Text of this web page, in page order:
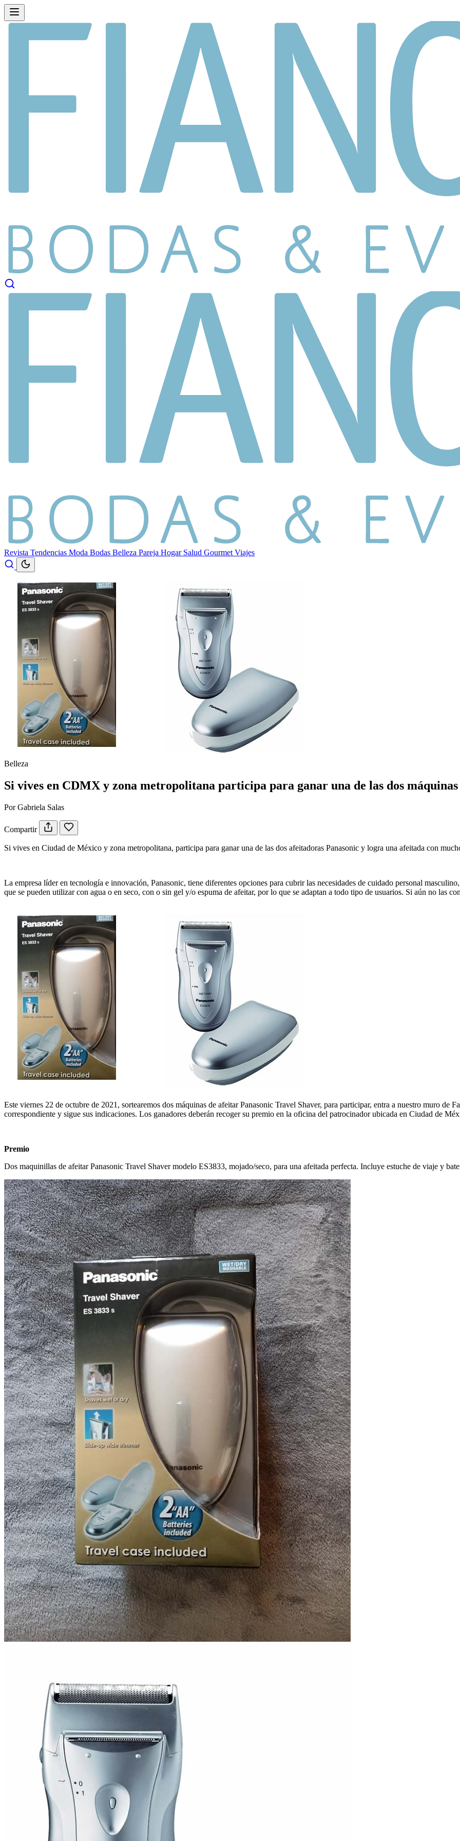
Revista Tendencias Moda Bodas Belleza Pareja Hogar Salud Gourmet Viajes
Belleza
Si vives en CDMX y zona metropolitana participa para ganar una de las dos
Por Gabriela Salas
Compartir
Si vives en Ciudad de México y zona metropolitana, participa para ganar una de las dos afeitadoras Panasonic y logra una afeitada con
La empresa líder en tecnología e innovación, Panasonic, tiene diferentes opciones para cubrir las necesidades de cuidado personal
que se pueden utilizar con agua o en seco, con o sin gel y/o espuma de afeitar, por lo que se adaptan a todo tipo de usuarios. Si aún no las
Este viernes 22 de octubre de 2021, sortearemos dos máquinas de afeitar Panasonic Travel Shaver, para participar, entra a nuestro muro de
correspondiente y sigue sus indicaciones. Los ganadores deberán recoger su premio en la oficina del patrocinador ubicada en Ciudad de
Premio
Dos maquinillas de afeitar Panasonic Travel Shaver modelo ES3833, mojado/seco, para una afeitada perfecta. Incluye estuche de viaje y